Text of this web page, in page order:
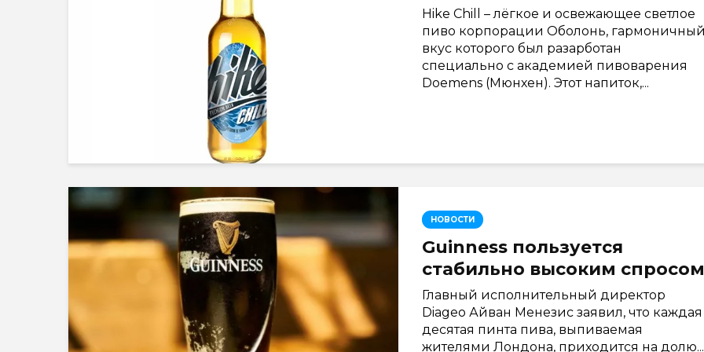
Hike Chill – лёгкое и освежающее светлое
пиво корпорации Оболонь,
вкус которого был разарботан
специально с академией пивоварения
Doemens (Мюнхен). Этот напиток,...
НОВОСТИ
Guinness пользуется
стабильно высоким спросом
Главный исполнительный директор
Diageo Айван Менезис заявил, что каждая
десятая пинта пива, выпиваемая
жителями Лондона, приходится на долю...